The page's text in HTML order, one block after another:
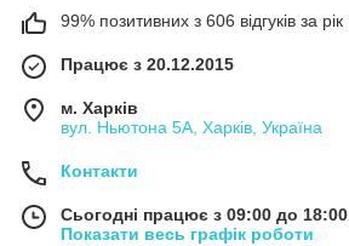
99% позитивних з 606 відгуків за рік
Працює з 20.12.2015
м. Харків
вул. Ньютона 5А, Харків, Україна
Контакти
Сьогодні працює з 09:00 до 18:00
Показати весь графік роботи